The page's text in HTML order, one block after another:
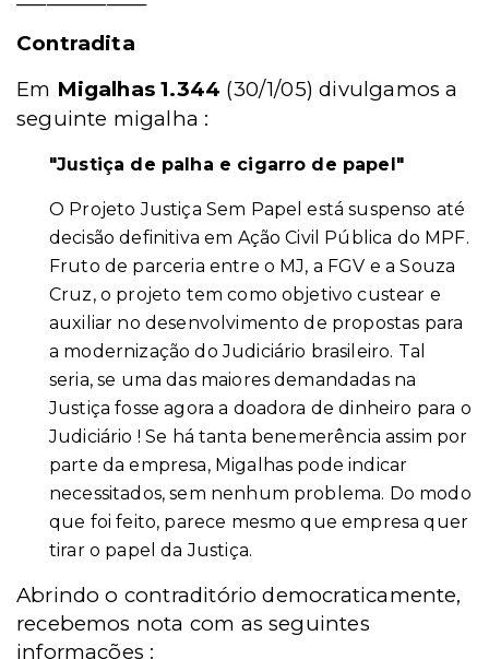
Contradita
Em Migalhas 1.344 (30/1/05) divulgamos a
seguinte migalha :
"Justiça de palha e cigarro de papel"
O Projeto Justiça Sem Papel está suspenso até
decisão definitiva em Ação Civil Pública do MPF.
Fruto de parceria entre o MJ, a FGV e a Souza
Cruz, o projeto tem como objetivo custear e
auxiliar no desenvolvimento de propostas para
a modernização do Judiciário brasileiro. Tal
seria, se uma das maiores demandadas na
Justiça fosse agora a doadora de dinheiro para o
Judiciário ! Se há tanta benemerência assim por
parte da empresa, Migalhas pode indicar
necessitados, sem nenhum problema. Do modo
que foi feito, parece mesmo que empresa quer
tirar o papel da Justiça.
Abrindo o contraditório democraticamente,
recebemos nota com as seguintes
informações :